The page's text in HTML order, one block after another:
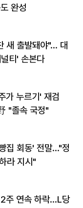
완성
새 출발돼야"… 대
티' 손본다
가 누르기' 재검
"졸속 국정"
집 회동' 전말…"정
라 지시"
주 연속 하락…L당